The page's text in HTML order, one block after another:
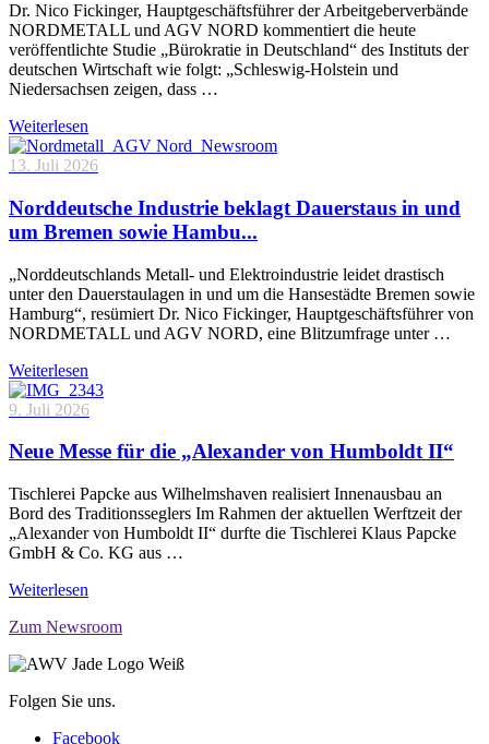
Dr. Nico Fickinger, Hauptgeschäftsführer der Arbeitgeberverbände
NORDMETALL und AGV NORD kommentiert die heute
veröffentlichte Studie „Bürokratie in Deutschland“ des Instituts der
deutschen Wirtschaft wie folgt: „Schleswig-Holstein und
Niedersachsen zeigen, dass …
Weiterlesen
13. Juli 2026
Norddeutsche Industrie beklagt Dauerstaus in und
um Bremen sowie Hambu...
„Norddeutschlands Metall- und Elektroindustrie leidet drastisch
unter den Dauerstaulagen in und um die Hansestädte Bremen sowie
Hamburg“, resümiert Dr. Nico Fickinger, Hauptgeschäftsführer von
NORDMETALL und AGV NORD, eine Blitzumfrage unter …
Weiterlesen
9. Juli 2026
Neue Messe für die „Alexander von Humboldt II“
Tischlerei Papcke aus Wilhelmshaven realisiert Innenausbau an
Bord des Traditionsseglers Im Rahmen der aktuellen Werftzeit der
„Alexander von Humboldt II“ durfte die Tischlerei Klaus Papcke
GmbH & Co. KG aus …
Weiterlesen
Zum Newsroom
Folgen Sie uns.
Facebook